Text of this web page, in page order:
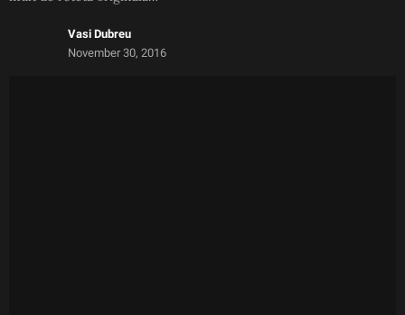
Vasi Dubreu
November 30, 2016